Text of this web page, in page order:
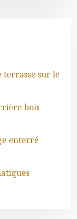
terrasse sur le
bois
enterré